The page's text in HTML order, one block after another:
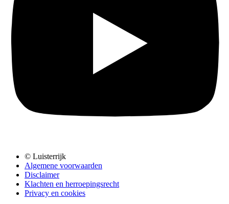
© Luisterrijk
Algemene voorwaarden
Disclaimer
Klachten en herroepingsrecht
Privacy en cookies